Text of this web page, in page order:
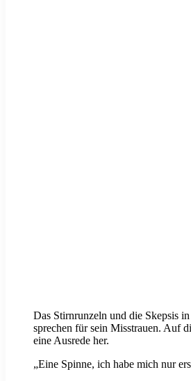
Das Stirnrunzeln und die Skepsis
sprechen für sein Misstrauen. Auf
eine Ausrede her.
„Eine Spinne, ich habe mich nur